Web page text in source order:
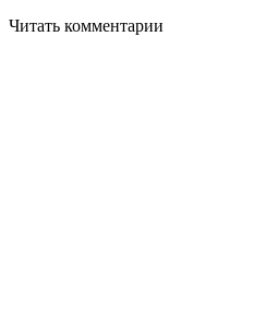
Читать комментарии